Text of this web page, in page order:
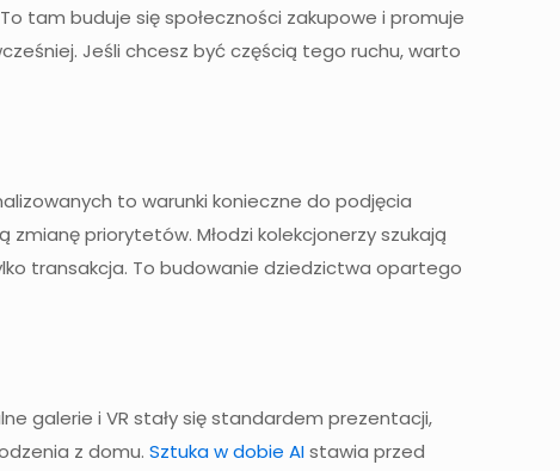
tam buduje się społeczności zakupowe i promuje
Jeśli chcesz być częścią tego ruchu, warto
to warunki konieczne do podjęcia
zmianę priorytetów. Młodzi kolekcjonerzy szukają
transakcja. To budowanie dziedzictwa opartego
galerie i VR stały się standardem prezentacji,
z domu.Sztuka w dobie AIstawia przed